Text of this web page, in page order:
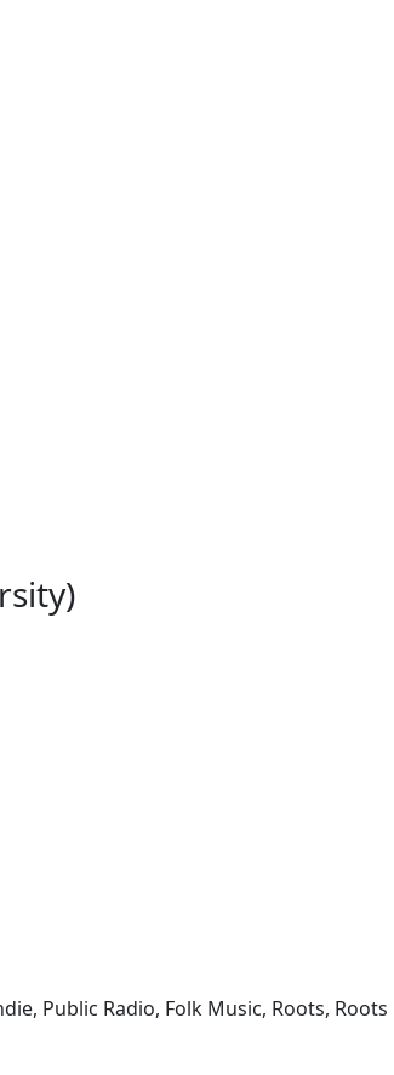
Public Radio, Folk Music, Roots, Roots